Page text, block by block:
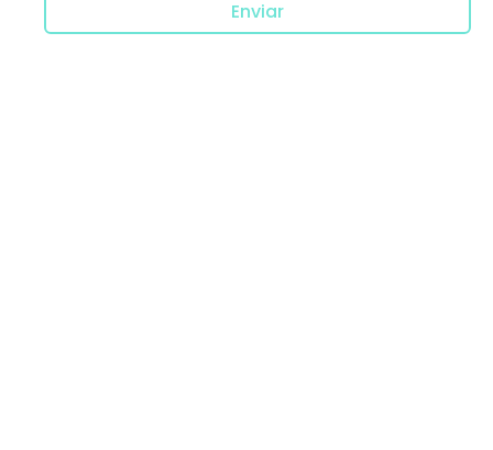
Enviar